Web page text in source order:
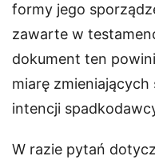
formy jego
zawarte w
dokument ten
miarę
intencji
W razie pytań